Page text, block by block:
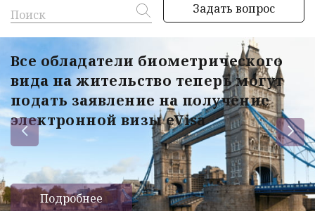
Задать вопрос
Все обладатели биометрического
вида на жительство теперь могут
подать заявление на получение
электронной визы eVisa
Подробнее